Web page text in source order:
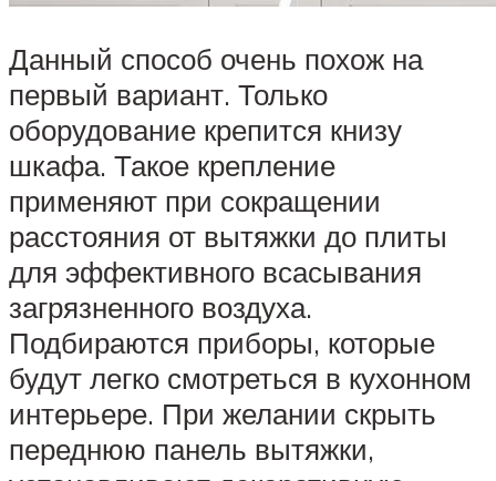
Данный способ очень похож на
первый вариант. Только
оборудование крепится книзу
шкафа. Такое крепление
применяют при сокращении
расстояния от вытяжки до плиты
для эффективного всасывания
загрязненного воздуха.
Подбираются приборы, которые
будут легко смотреться в кухонном
интерьере. При желании скрыть
переднюю панель вытяжки,